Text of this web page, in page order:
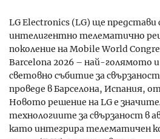
LG Electronics (LG) ще представи
интелигентно телематично
поколение на Mobile World
Barcelona 2026 – най-голямото
световно събитие за
проведе в Барселона, Испания,
Новото решение на LG e
технологиите за свързаност в
като интегрира телематичен